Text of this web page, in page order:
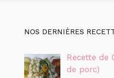
NOS DERNIÈRES
Recette de
de porc)